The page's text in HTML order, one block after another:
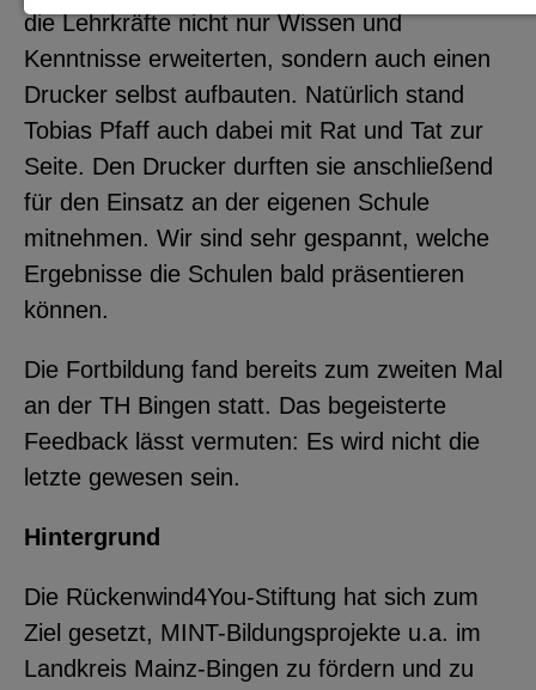
die Lehrkräfte nicht nur Wissen und
Kenntnisse erweiterten, sondern auch einen
Drucker selbst aufbauten. Natürlich stand
Tobias Pfaff auch dabei mit Rat und Tat zur
Seite. Den Drucker durften sie anschließend
für den Einsatz an der eigenen Schule
mitnehmen. Wir sind sehr gespannt, welche
Ergebnisse die Schulen bald präsentieren
können.
Die Fortbildung fand bereits zum zweiten Mal
an der TH Bingen statt. Das begeisterte
Feedback lässt vermuten: Es wird nicht die
letzte gewesen sein.
Hintergrund
Die Rückenwind4You-Stiftung hat sich zum
Ziel gesetzt, MINT-Bildungsprojekte u.a. im
Landkreis Mainz-Bingen zu fördern und zu
Notwendige Cookies zur Session-
Verwaltung und für die generelle
Funktionalität der Seite (immer
notwendig).
EXTERNE MEDIEN
Seitenspezifische Erfassung von
Benutzerdaten durch
Drittanbieter, bspw. über das
Einbinden externer Videos,
Standortdaten oder
Stellenanzeigen.
ChatBot